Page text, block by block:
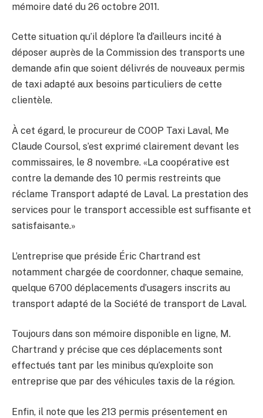
mémoire daté du 26 octobre 2011.
Cette situation qu’il déplore l’a d’ailleurs incité à
déposer auprès de la Commission des transports une
demande afin que soient délivrés de nouveaux permis
de taxi adapté aux besoins particuliers de cette
clientèle.
À cet égard, le procureur de COOP Taxi Laval, Me
Claude Coursol, s’est exprimé clairement devant les
commissaires, le 8 novembre. «La coopérative est
contre la demande des 10 permis restreints que
réclame Transport adapté de Laval. La prestation des
services pour le transport accessible est suffisante et
satisfaisante.»
L’entreprise que préside Éric Chartrand est
notamment chargée de coordonner, chaque semaine,
quelque 6700 déplacements d’usagers inscrits au
transport adapté de la Société de transport de Laval.
Toujours dans son mémoire disponible en ligne, M.
Chartrand y précise que ces déplacements sont
effectués tant par les minibus qu’exploite son
entreprise que par des véhicules taxis de la région.
Enfin, il note que les 213 permis présentement en